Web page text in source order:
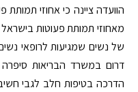
הוועדה ציינה כי אחוזי
מאחוזי תמותת פעוטות
של נשים שמגיעות לרופאי
דרום במשרד הבריאות סיפרה
הדרכה בטיפות חלב לגבי